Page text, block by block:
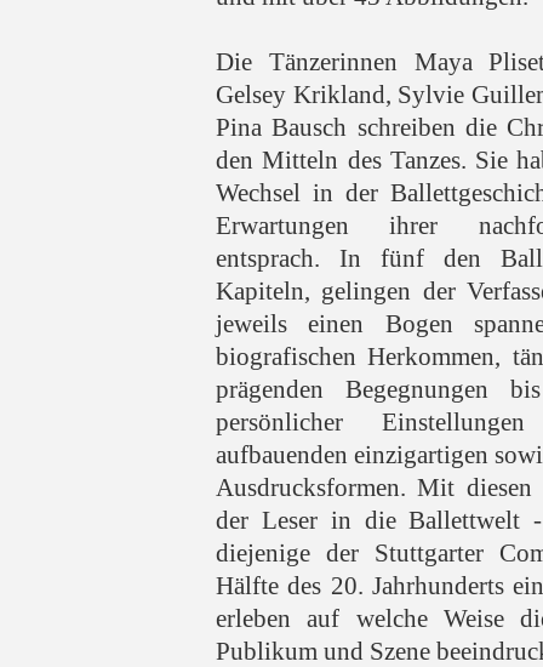
Die Tänzerinnen Maya
Gelsey Krikland, Sylvie
Pina Bausch schreiben die
den Mitteln des Tanzes. Sie
Wechsel in der
Erwartungen ihrer
entsprach. In fünf den
Kapiteln, gelingen der
jeweils einen Bogen
biografischen Herkommen,
prägenden Begegnungen
persönlicher
aufbauenden einzigartigen
Ausdrucksformen. Mit
der Leser in die Ballettwelt
diejenige der Stuttgarter
Hälfte des 20. Jahrhunderts
erleben auf welche Weise
Publikum und Szene